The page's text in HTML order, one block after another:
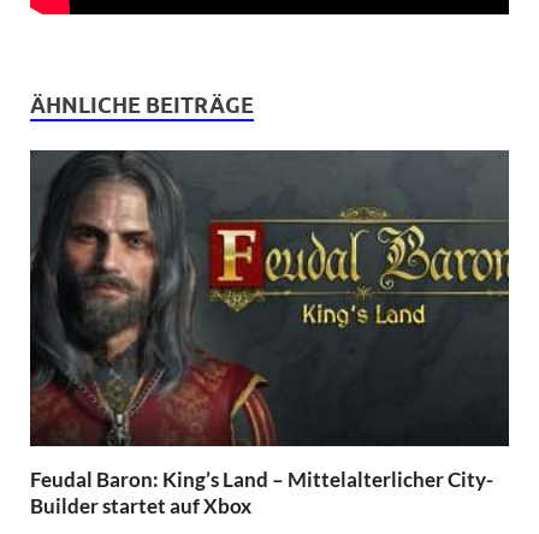
ÄHNLICHE BEITRÄGE
Feudal Baron: King’s Land – Mittelalterlicher City-
Builder startet auf Xbox